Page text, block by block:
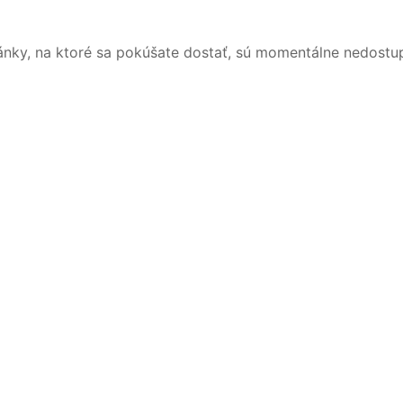
na ktoré sa pokúšate dostať, sú momentálne